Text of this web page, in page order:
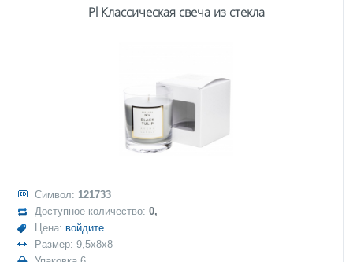
Pl Классическая свеча из стекла
Символ: 121733
Доступное количество:0,
Цена: войдите
Размер: 9,5x8x8